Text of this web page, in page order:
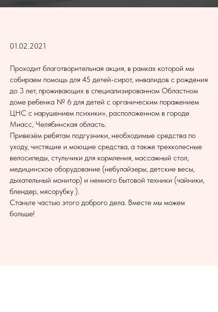
01.02.2021
Проходит благотворительная акция, в рамках которой мы
собираем помощь для 45 детей-сирот, инвалидов с рождения
до 3 лет, проживающих в специализированном Областном
доме ребенка № 6 для детей с органическим поражением
ЦНС с нарушением психики», расположенном в городе
Миасс, Челябинская область.
Привезём ребятам подгузники, необходимые средства по
уходу, чистящие и моющие средства, а также трехколесные
велосипеды, стульчики для кормления, массажный стол,
медицинское оборудование (небулайзеры, детские весы,
дыхательный монитор) и немного бытовой техники (чайники,
блендер, мясорубку ).
Станьте частью этого доброго дела. Вместе мы можем
больше!